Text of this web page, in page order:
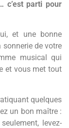
c’est parti pour
et une bonne
de votre
musical qui
et vous met tout
quelques
un bon maître :
levez-